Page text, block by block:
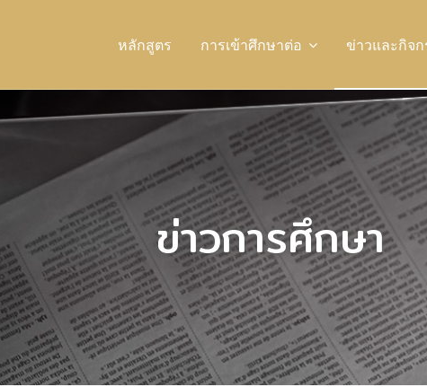
หลักสูตร การเข้าศึกษาต่อ ข่าวและกิจก
ข่าวการศึกษา